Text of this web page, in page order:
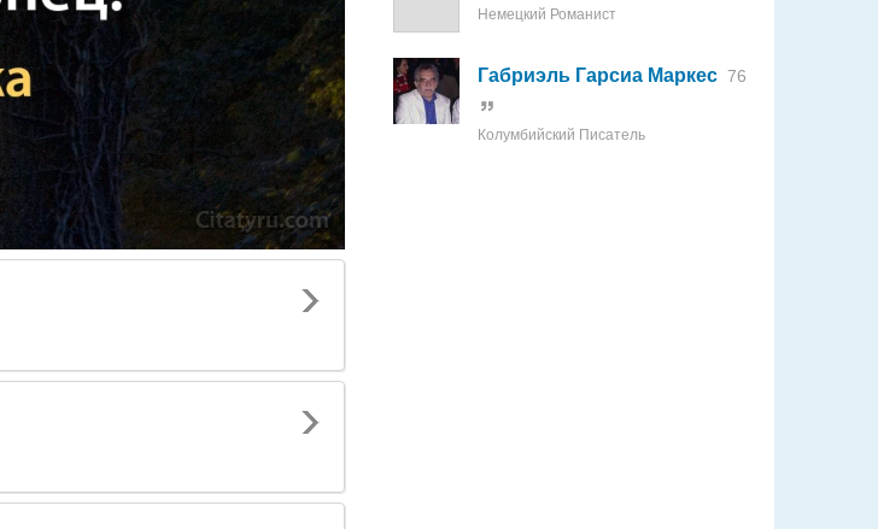
Немецкий Романист
Габриэль Гарсиа Маркес 76
Колумбийский Писатель